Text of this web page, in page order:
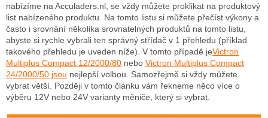
nabízíme na Acculaders.nl, se vždy můžete proklikat na produktový
list nabízeného produktu.
Na tomto listu si můžete přečíst výkony a
často i srovnání několika srovnatelných produktů na tomto listu,
abyste si rychle vybrali ten správný střídač v 1 přehledu (příklad
takového přehledu je uveden níže). V tomto případě jeVictron
Multiplus Compact 12/2000/80 nebo Victron Multiplus Compact
24/2000/50 jsou nejlepší volbou.
Samozřejmě si vždy můžete
vybrat větší. Později v tomto článku vám řekneme něco více o
výběru 12V nebo 24V varianty měniče, který si vybrat.